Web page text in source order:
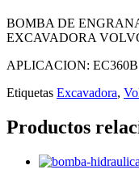
BOMBA DE
EXCAVADORA
APLICACION:
Etiquetas Excavadora,
Productos